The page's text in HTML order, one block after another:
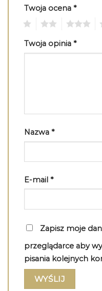
Twoja ocena *
Twoja opinia *
Nazwa *
E-mail *
Zapisz moje
przeglądarce aby
pisania kolejnych